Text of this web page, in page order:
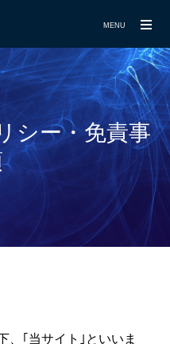
シー・免責事
、｢当サイト｣といいま
MENU